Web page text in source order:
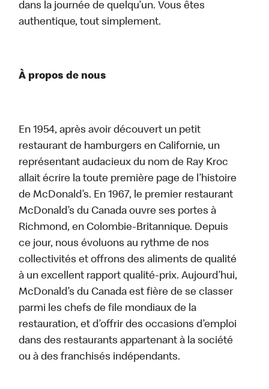
dans la journée de quelqu’un. Vous êtes
authentique, tout simplement.
À propos de nous
En 1954, après avoir découvert un petit
restaurant de hamburgers en Californie, un
représentant audacieux du nom de Ray Kroc
allait écrire la toute première page de l’histoire
de McDonald’s. En 1967, le premier restaurant
McDonald’s du Canada ouvre ses portes à
Richmond, en Colombie-Britannique. Depuis
ce jour, nous évoluons au rythme de nos
collectivités et offrons des aliments de qualité
à un excellent rapport qualité-prix. Aujourd’hui,
McDonald’s du Canada est fière de se classer
parmi les chefs de file mondiaux de la
restauration, et d’offrir des occasions d’emploi
dans des restaurants appartenant à la société
ou à des franchisés indépendants.